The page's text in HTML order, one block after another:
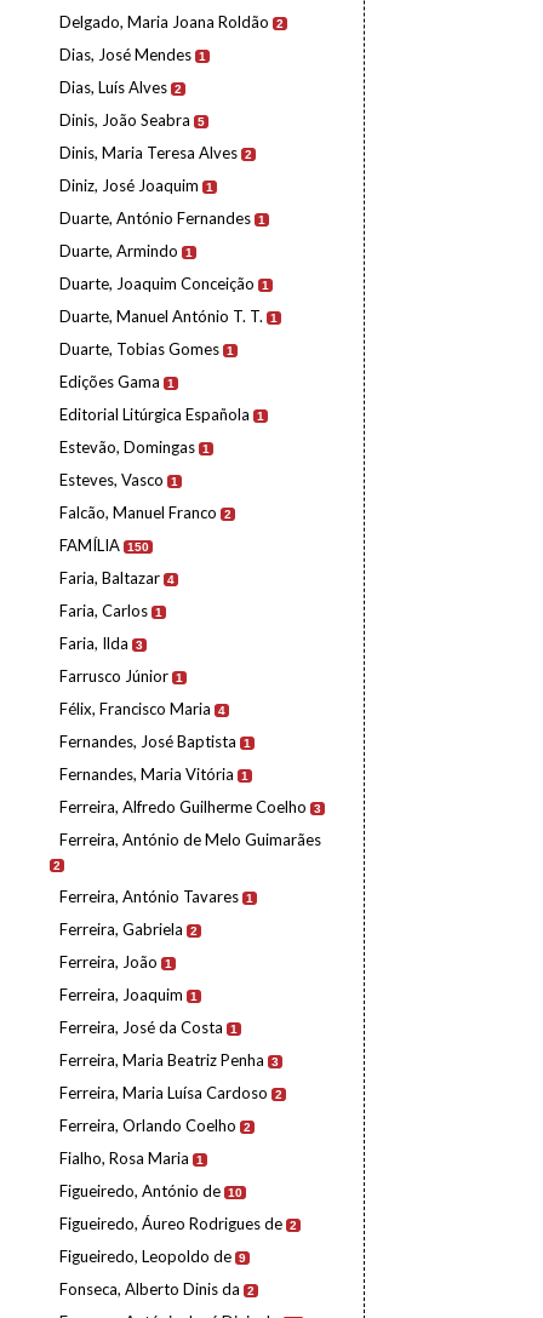
Delgado, Maria Joana Roldão 2
Dias, José Mendes 1
Dias, Luís Alves 2
Dinis, João Seabra 5
Dinis, Maria Teresa Alves 2
Diniz, José Joaquim 1
Duarte, António Fernandes 1
Duarte, Armindo 1
Duarte, Joaquim Conceição 1
Duarte, Manuel António T. T. 1
Duarte, Tobias Gomes 1
Edições Gama 1
Editorial Litúrgica Española 1
Estevão, Domingas 1
Esteves, Vasco 1
Falcão, Manuel Franco 2
FAMÍLIA 150
Faria, Baltazar 4
Faria, Carlos 1
Faria, Ilda 3
Farrusco Júnior 1
Félix, Francisco Maria 4
Fernandes, José Baptista 1
Fernandes, Maria Vitória 1
Ferreira, Alfredo Guilherme Coelho 3
Ferreira, António de Melo Guimarães
2
Ferreira, António Tavares 1
Ferreira, Gabriela 2
Ferreira, João 1
Ferreira, Joaquim 1
Ferreira, José da Costa 1
Ferreira, Maria Beatriz Penha 3
Ferreira, Maria Luísa Cardoso 2
Ferreira, Orlando Coelho 2
Fialho, Rosa Maria 1
Figueiredo, António de 10
Figueiredo, Áureo Rodrigues de 2
Figueiredo, Leopoldo de 9
Fonseca, Alberto Dinis da 2